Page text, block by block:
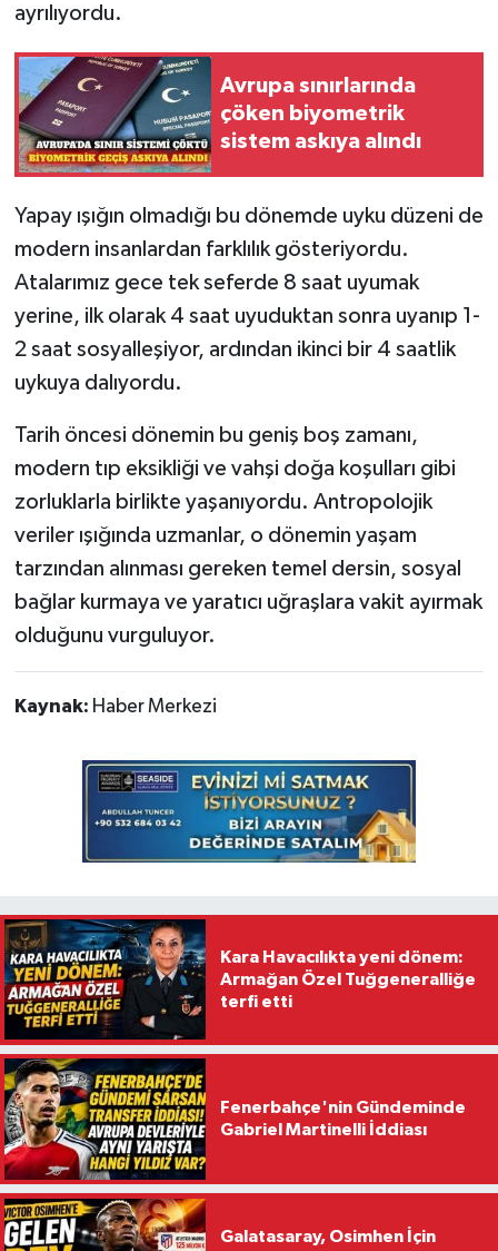
ayrılıyordu.
Avrupa sınırlarında
çöken biyometrik
sistem askıya alındı
Yapay ışığın olmadığı bu dönemde uyku düzeni de
modern insanlardan farklılık gösteriyordu.
Atalarımız gece tek seferde 8 saat uyumak
yerine, ilk olarak 4 saat uyuduktan sonra uyanıp 1-
2 saat sosyalleşiyor, ardından ikinci bir 4 saatlik
uykuya dalıyordu.
Tarih öncesi dönemin bu geniş boş zamanı,
modern tıp eksikliği ve vahşi doğa koşulları gibi
zorluklarla birlikte yaşanıyordu. Antropolojik
veriler ışığında uzmanlar, o dönemin yaşam
tarzından alınması gereken temel dersin, sosyal
bağlar kurmaya ve yaratıcı uğraşlara vakit ayırmak
olduğunu vurguluyor.
Kaynak: Haber Merkezi
Kara Havacılıkta yeni dönem:
Armağan Özel Tuğgeneralliğe
terfi etti
Fenerbahçe'nin Gündeminde
Gabriel Martinelli İddiası
Galatasaray, Osimhen İçin